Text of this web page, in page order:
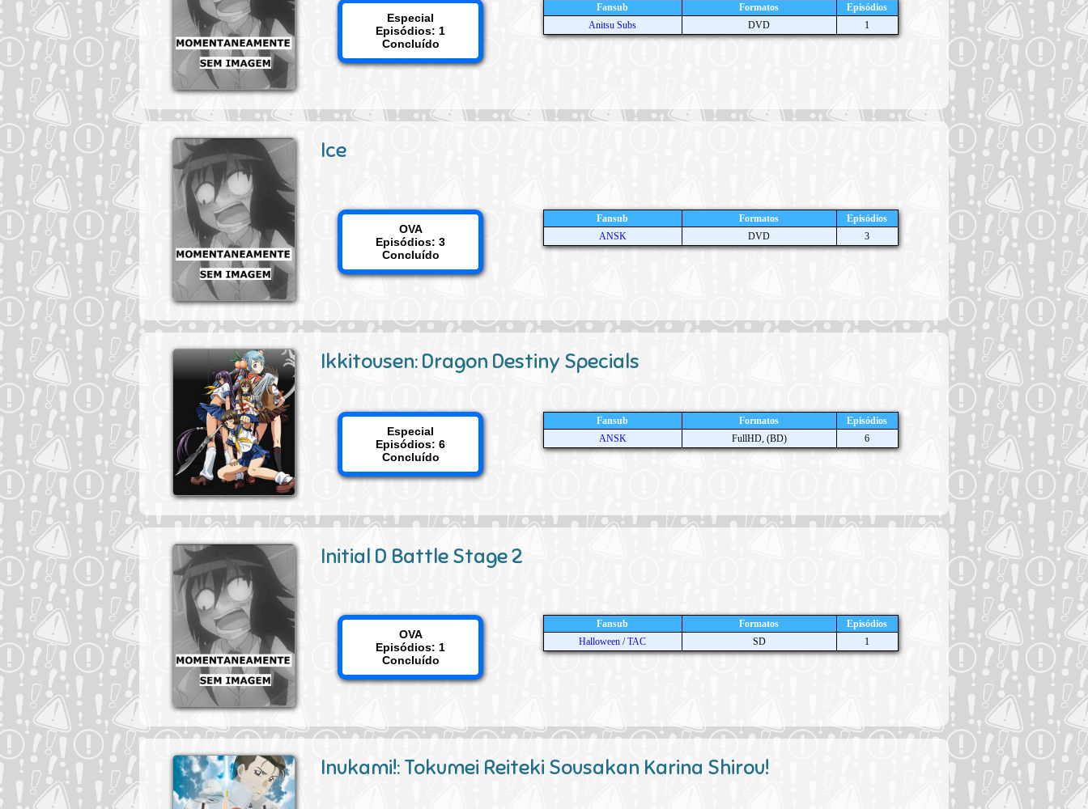
Especial
Episódios: 1
Concluído
Fansub Formatos
Episódios
Anitsu Subs
DVD 1
Ice
OVA
Episódios: 3
Concluído
Fansub Formatos
Episódios
ANSK
DVD 3
Ikkitousen: Dragon Destiny Specials
Especial
Episódios: 6
Concluído
Fansub Formatos
Episódios
ANSK
FullHD, (BD) 6
Initial D Battle Stage 2
OVA
Episódios: 1
Concluído
Fansub Formatos
Episódios
Halloween /TAC SD 1
Inukami!: Tokumei Reiteki Sousakan Karina Shirou!